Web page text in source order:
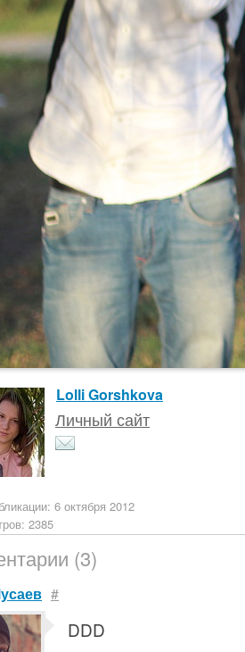
Lolli Gorshkova
Личный сайт
6 октября 2012
2385
(3)
#
DDD